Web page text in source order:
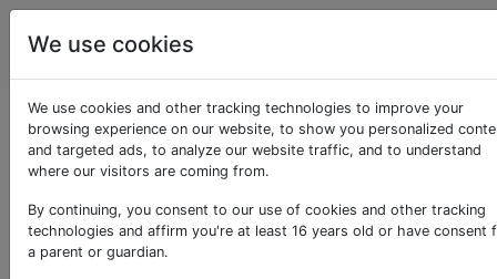
Ingegnere
elettrico
Qual è la differenza
tra , , ,
We use cookies
We use cookies and other tracking technologies to improve your
browsing experience on our website, to show you personalized
and targeted ads, to analyze our website traffic, and to understand
where our visitors are coming from.
By continuing, you consent to our use of cookies and other tracking
technologies and affirm you're at least 16 years old or have consent
a parent or guardian.